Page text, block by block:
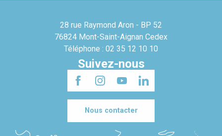
28 rue Raymond Aron - BP 52
76824 Mont-Saint-Aignan Cedex
Téléphone : 02 35 12 10 10
Suivez-nous
Nous contacter